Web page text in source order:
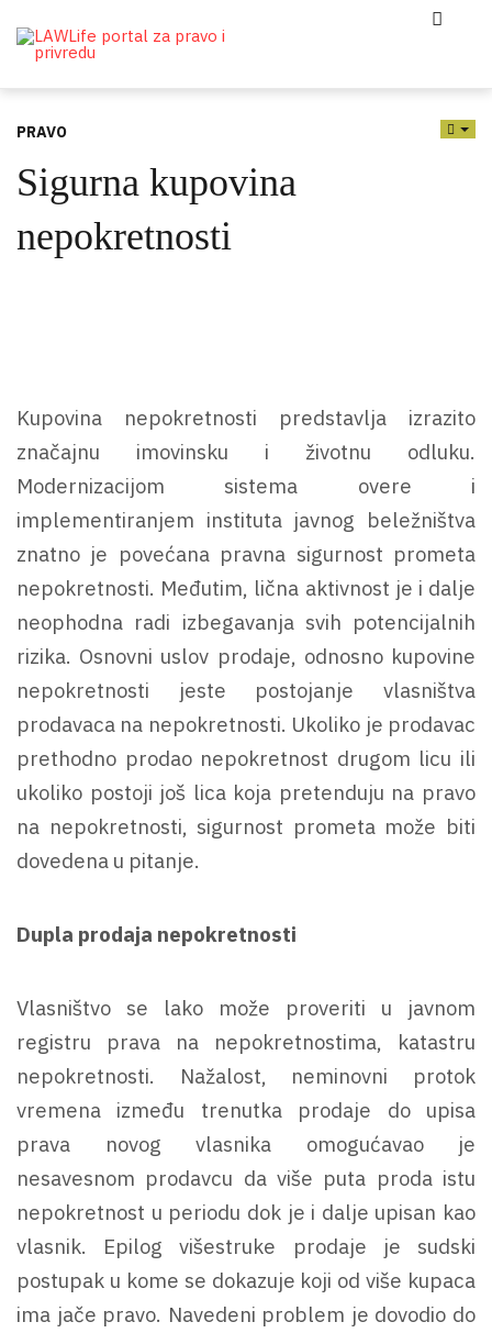
PRAVO
Sigurna kupovina
nepokretnosti
Kupovina nepokretnosti predstavlja izrazito
značajnu imovinsku i životnu odluku.
Modernizacijom sistema overe i
implementiranjem instituta javnog beležništva
znatno je povećana pravna sigurnost prometa
nepokretnosti. Međutim, lična aktivnost je i dalje
neophodna radi izbegavanja svih potencijalnih
rizika. Osnovni uslov prodaje, odnosno kupovine
nepokretnosti jeste postojanje vlasništva
prodavaca na nepokretnosti. Ukoliko je prodavac
prethodno prodao nepokretnost drugom licu ili
ukoliko postoji još lica koja pretenduju na pravo
na nepokretnosti, sigurnost prometa može biti
dovedena u pitanje.
Dupla prodaja nepokretnosti
Vlasništvo se lako može proveriti u javnom
registru prava na nepokretnostima, katastru
nepokretnosti. Nažalost, neminovni protok
vremena između trenutka prodaje do upisa
prava novog vlasnika omogućavao je
nesavesnom prodavcu da više puta proda istu
nepokretnost u periodu dok je i dalje upisan kao
vlasnik. Epilog višestruke prodaje je sudski
postupak u kome se dokazuje koji od više kupaca
ima jače pravo. Navedeni problem je dovodio do